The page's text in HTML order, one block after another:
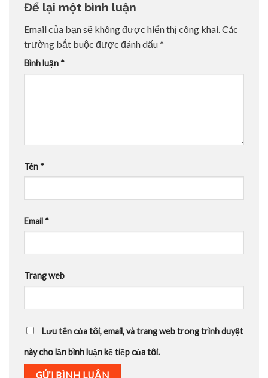
Để lại một bình luận
Email của bạn sẽ không được hiển thị công khai.Các
trường bắt buộc được đánh dấu*
Bình luận *
Tên *
Email *
Trang web
Lưu tên của tôi, email, và trang web trong trình duyệt
này cho lần bình luận kế tiếp của tôi.